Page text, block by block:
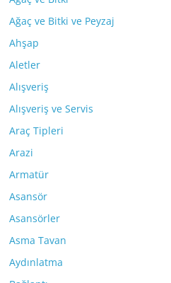
Ağaç ve Bitki ve Peyzaj
Ahşap
Aletler
Alışveriş
Alışveriş ve Servis
Araç Tipleri
Arazi
Armatür
Asansör
Asansörler
Asma Tavan
Aydınlatma